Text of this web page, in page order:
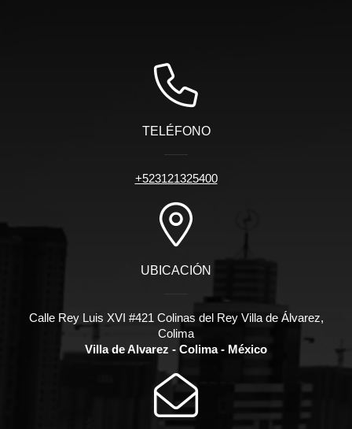
TELÉFONO
+523121325400
UBICACIÓN
Calle Rey Luis XVI #421 Colinas del Rey Villa de Álvarez,
Colima
Villa de Alvarez - Colima - México